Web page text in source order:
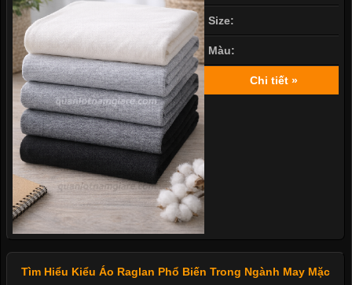
Size:
Màu:
Chi tiết »
Tìm Hiểu Kiểu Áo Raglan Phổ Biến Trong Ngành May Mặc